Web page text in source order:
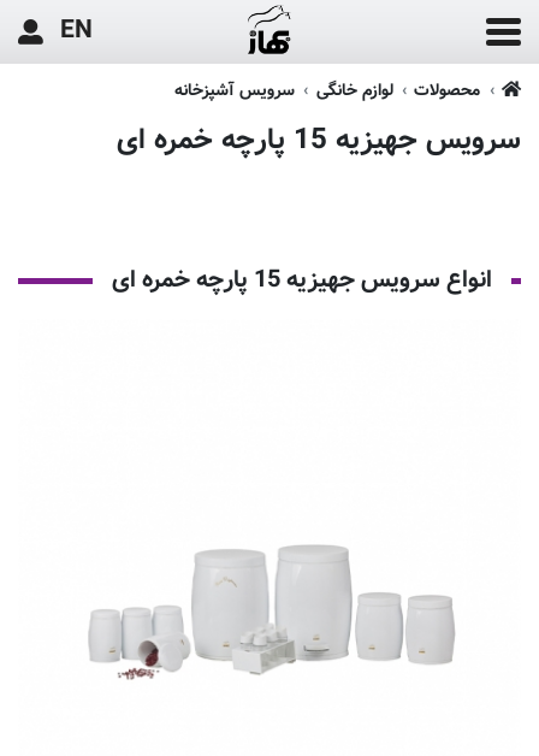
EN
محصولات لوازم خانگی سرویس آشپزخانه
سرویس جهیزیه 15 پارچه خمره ای
انواع سرویس جهیزیه 15 پارچه خمره ای